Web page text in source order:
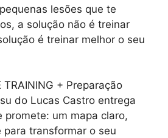
lesões que te
a solução não é treinar
é treinar melhor o seu
TRAINING + Preparação
do Lucas Castro entrega
promete: um mapa claro,
para transformar o seu